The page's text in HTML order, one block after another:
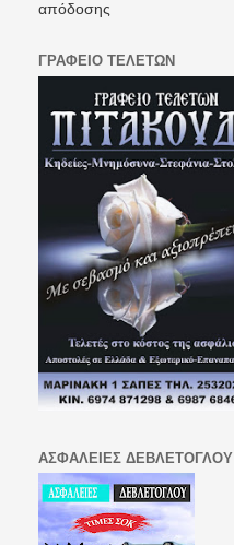
απόδοσης
ΓΡΑΦΕΙΟ ΤΕΛΕΤΩΝ
ΑΣΦΑΛΕΙΕΣ ΔΕΒΛΕΤΟΓΛΟΥ